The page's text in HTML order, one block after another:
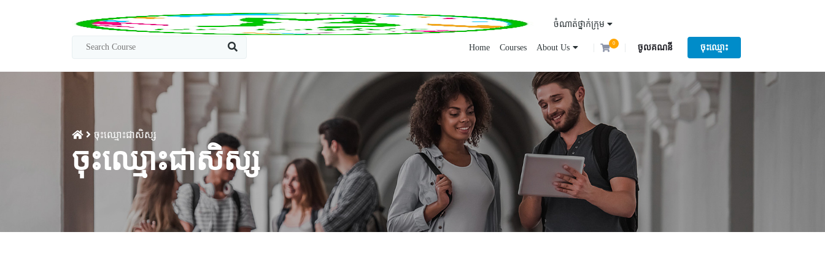
ចំណាត់ថ្នាក់ក្រុម
Home Courses About Us 0 ចូលគណនី ចុះឈ្មោះ
ចុះឈ្មោះជាសិស្ស
ចុះឈ្មោះជាសិស្ស